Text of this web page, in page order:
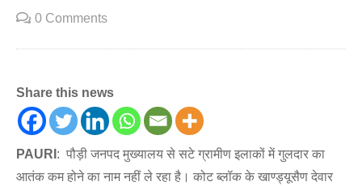
0 Comments
Share this news
PAURI : पौड़ी जनपद मुख्यालय से सटे ग्रामीण इलाकों में गुलदार का
आतंक कम होने का नाम नहीं ले रहा है। कोट ब्लॉक के खाण्ड्यूसैण देवार